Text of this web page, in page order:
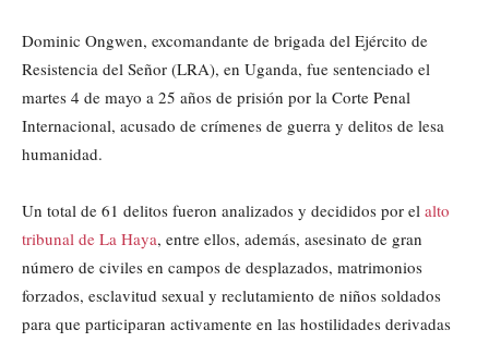
Dominic Ongwen, excomandante de brigada del Ejército de
Resistencia del Señor (LRA), en Uganda, fue sentenciado el
martes 4 de mayo a 25 años de prisión por la Corte Penal
Internacional, acusado de crímenes de guerra y delitos de lesa
humanidad.
Un total de 61 delitos fueron analizados y decididos por el alto
tribunal de La Haya, entre ellos, además, asesinato de gran
número de civiles en campos de desplazados, matrimonios
forzados, esclavitud sexual y reclutamiento de niños soldados
para que participaran activamente en las hostilidades derivadas